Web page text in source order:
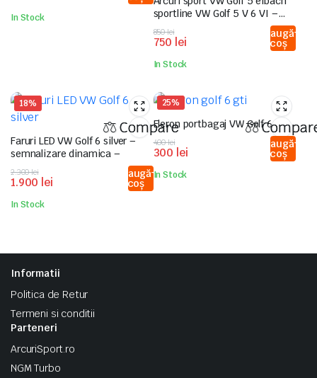
a
fost:
este:
950 lei.
In Stock
sportline VW Golf 5 V 6 VI –
850lei
Prețul
inițial
a
fost:
750 lei
Prețul
curent
este:
750 lei.
Adaugă
în coș
In Stock
18%
Compare
Faruri LED VW Golf 6 silver –
semnalizare dinamica –
2.300lei
Prețul
inițial
a
fost:
1.900 lei
Prețul
curent
este:
1.900 lei.
Adaugă
în coș
In Stock
25%
Eleron portbagaj VW Golf 6 GTI
400lei
Prețul
inițial
a
fost:
400 lei.
300 lei
Prețul
curent
este:
300 lei.
Adaugă
în coș
In Stock
Informatii
Politica de Retur
Termeni si conditii
Parteneri
ArcuriSport.ro
NGM Turbo